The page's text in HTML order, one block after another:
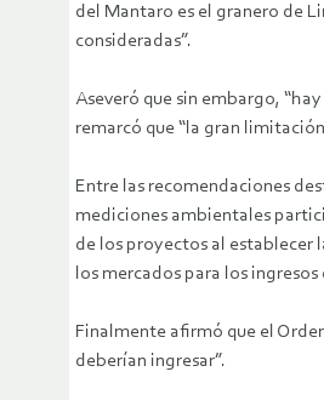
del Mantaro es el granero de
consideradas”.
Aseveró que sin embargo,
remarcó que “la gran
Entre las recomendaciones
mediciones ambientales
de los proyectos al establecer
los mercados para los
Finalmente afirmó que el
deberían ingresar”.